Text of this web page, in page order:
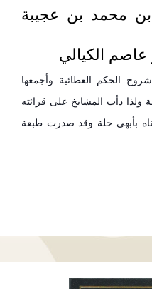
محمد بن عجيبة
الكيالي
الحكم العطائية وأجمعها
دأب المشايخ على قرائته
بأبهى حلة وقد صدرت طبعة